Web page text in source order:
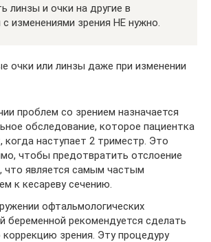
линзы и очки на другие в
изменениями зрения НЕ нужно.
очки или линзы даже при изменении
проблем со зрением назначается
обследование, которое пациентка
когда наступает 2 триместр. Это
чтобы предотвратить отслоение
что является самым частым
к кесареву сечению.
офтальмологических
беременной рекомендуется сделать
коррекцию зрения. Эту процедуру